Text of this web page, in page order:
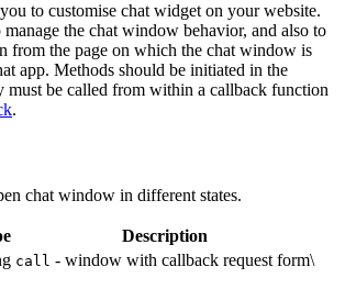
to customise chat widget on your website.
manage the chat window behavior, and also to
from the page on which the chat window is
app. Methods should be initiated in the
must be called from within a callback function
.
chat window in different states.
Description
call - window with callback request form\